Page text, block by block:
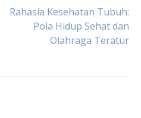
Rahasia Kesehatan Tubuh:
Pola Hidup Sehat dan
Olahraga Teratur